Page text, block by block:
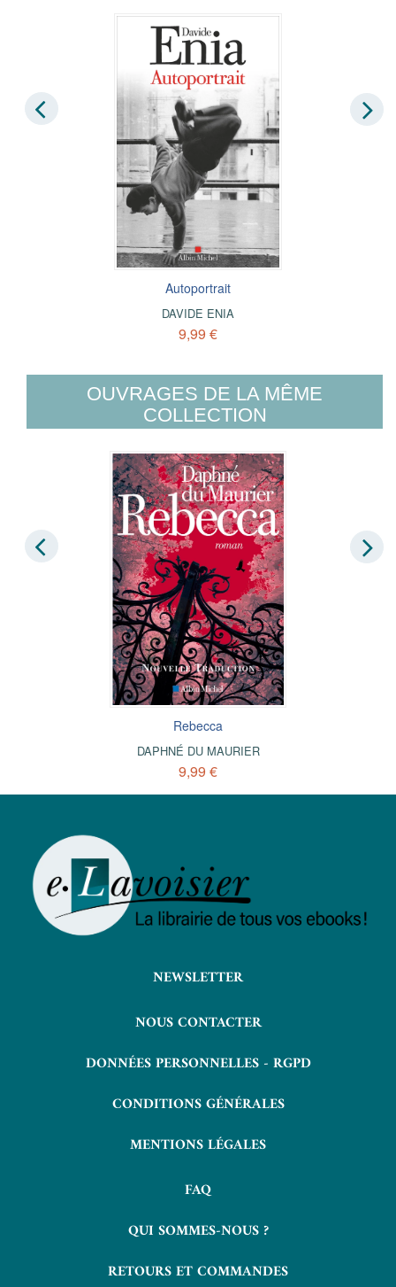
Autoportrait
DAVIDE ENIA
9,99 €
OUVRAGES DE LA MÊME
COLLECTION
Rebecca
DAPHNÉ DU MAURIER
9,99 €
NEWSLETTER
NOUS CONTACTER
DONNÉES PERSONNELLES - RGPD
CONDITIONS GÉNÉRALES
MENTIONS LÉGALES
FAQ
QUI SOMMES-NOUS ?
RETOURS ET COMMANDES